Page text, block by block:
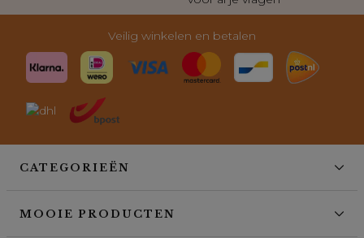
Veilig winkelen en betalen
CATEGORIEËN
MOOIE PRODUCTEN